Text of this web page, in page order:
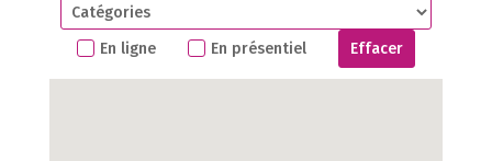
En ligne En présentiel Effacer